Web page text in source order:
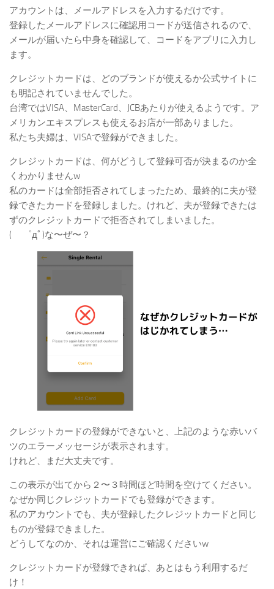
アカウントは、メールアドレスを入力するだけです。
登録したメールアドレスに確認用コードが送信されるので、
メールが届いたら中身を確認して、コードをアプリに入力し
ます。
クレジットカードは、どのブランドが使えるか公式サイトに
も明記されていませんでした。
台湾ではVISA、MasterCard、JCBあたりが使えるようです。ア
メリカンエキスプレスも使えるお店が一部ありました。
私たち夫婦は、VISAで登録ができました。
クレジットカードは、何がどうして登録可否が決まるのか全
くわかりませんw
私のカードは全部拒否されてしまったため、最終的に夫が登
録できたカードを登録しました。けれど、夫が登録できたは
ずのクレジットカードで拒否されてしまいました。
( ゜дﾟ)な〜ぜ〜？
クレジットカードの登録ができないと、上記のような赤いバ
ツのエラーメッセージが表示されます。
けれど、まだ大丈夫です。
この表示が出てから２〜３時間ほど時間を空けてください。
なぜか同じクレジットカードでも登録ができます。
私のアカウントでも、夫が登録したクレジットカードと同じ
ものが登録できました。
どうしてなのか、それは運営にご確認くださいw
クレジットカードが登録できれば、あとはもう利用するだ
け！